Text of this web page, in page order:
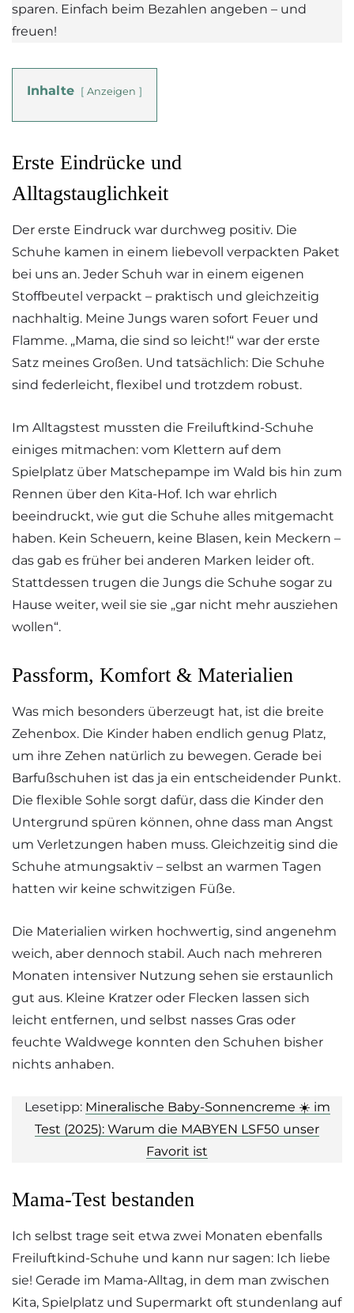
sparen. Einfach beim Bezahlen angeben – und
freuen!
Inhalte Anzeigen
Erste Eindrücke und
Alltagstauglichkeit
Der erste Eindruck war durchweg positiv. Die
Schuhe kamen in einem liebevoll verpackten Paket
bei uns an. Jeder Schuh war in einem eigenen
Stoffbeutel verpackt – praktisch und gleichzeitig
nachhaltig. Meine Jungs waren sofort Feuer und
Flamme. „Mama, die sind so leicht!“ war der erste
Satz meines Großen. Und tatsächlich: Die Schuhe
sind federleicht, flexibel und trotzdem robust.
Im Alltagstest mussten die Freiluftkind-Schuhe
einiges mitmachen: vom Klettern auf dem
Spielplatz über Matschepampe im Wald bis hin zum
Rennen über den Kita-Hof. Ich war ehrlich
beeindruckt, wie gut die Schuhe alles mitgemacht
haben. Kein Scheuern, keine Blasen, kein Meckern –
das gab es früher bei anderen Marken leider oft.
Stattdessen trugen die Jungs die Schuhe sogar zu
Hause weiter, weil sie sie „gar nicht mehr ausziehen
wollen“.
Passform, Komfort & Materialien
Was mich besonders überzeugt hat, ist die breite
Zehenbox. Die Kinder haben endlich genug Platz,
um ihre Zehen natürlich zu bewegen. Gerade bei
Barfußschuhen ist das ja ein entscheidender Punkt.
Die flexible Sohle sorgt dafür, dass die Kinder den
Untergrund spüren können, ohne dass man Angst
um Verletzungen haben muss. Gleichzeitig sind die
Schuhe atmungsaktiv – selbst an warmen Tagen
hatten wir keine schwitzigen Füße.
Die Materialien wirken hochwertig, sind angenehm
weich, aber dennoch stabil. Auch nach mehreren
Monaten intensiver Nutzung sehen sie erstaunlich
gut aus. Kleine Kratzer oder Flecken lassen sich
leicht entfernen, und selbst nasses Gras oder
feuchte Waldwege konnten den Schuhen bisher
nichts anhaben.
Lesetipp: Mineralische Baby-Sonnencreme ☀️ im
Test (2025): Warum die MABYEN LSF50 unser
Favorit ist
Mama-Test bestanden
Ich selbst trage seit etwa zwei Monaten ebenfalls
Freiluftkind-Schuhe und kann nur sagen: Ich liebe
sie! Gerade im Mama-Alltag, in dem man zwischen
Kita, Spielplatz und Supermarkt oft stundenlang auf